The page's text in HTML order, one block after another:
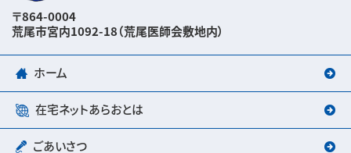
〒864-0004
荒尾市宮内1092-18（荒尾医師会敷地内）
ホーム
在宅ネットあらおとは
ごあいさつ